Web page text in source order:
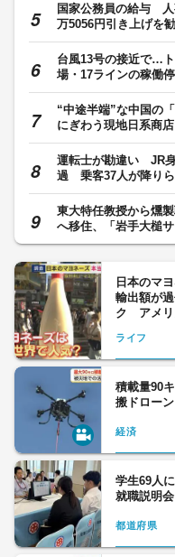
国家公務員の給与 人
万5056円引き上げを
平均年収739万円に
台風13号の接近で…
場・17ラインの稼働
再開予定
“中途半端”な中国の
にぎわう現地日系商
勢“突然変化”も？
運転士が勘違い JR
過 乗客37人が降り
った乗客も
東大特任教授から燻
へ移住、「岩手大槌
む
日本のマ
輸出額が
ク アメリ
ライフ
積載量90
搬ドロー
経済
学生69人
就職説明
都道府県